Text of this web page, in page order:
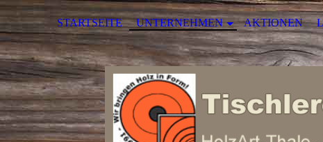
STARTSEITE UNTERNEHMEN AKTIONEN